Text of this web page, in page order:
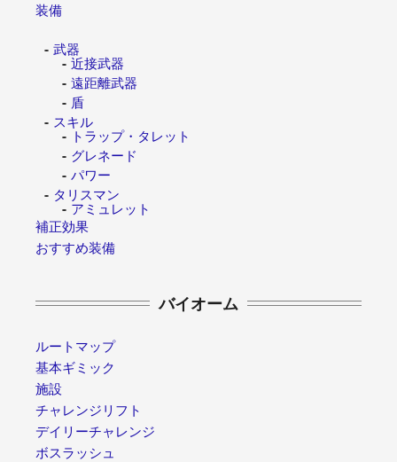
装備
武器
近接武器
遠距離武器
盾
スキル
トラップ・タレット
グレネード
パワー
タリスマン
アミュレット
補正効果
おすすめ装備
バイオーム
ルートマップ
基本ギミック
施設
チャレンジリフト
デイリーチャレンジ
ボスラッシュ